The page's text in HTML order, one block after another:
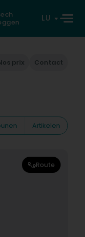
LU
prix Contact
Artikelen
Route